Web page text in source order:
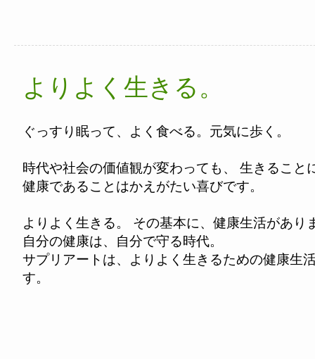
よりよく生きる。
ぐっすり眠って、よく食べる。元気に歩く。
時代や社会の価値観が変わっても、 生きること
健康であることはかえがたい喜びです。
よりよく生きる。 その基本に、健康生活があり
自分の健康は、自分で守る時代。
サプリアートは、よりよく生きるための健康生
す。